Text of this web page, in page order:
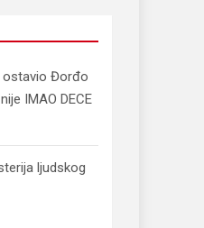
ostavio Đorđo
IMAO DECE
ljudskog